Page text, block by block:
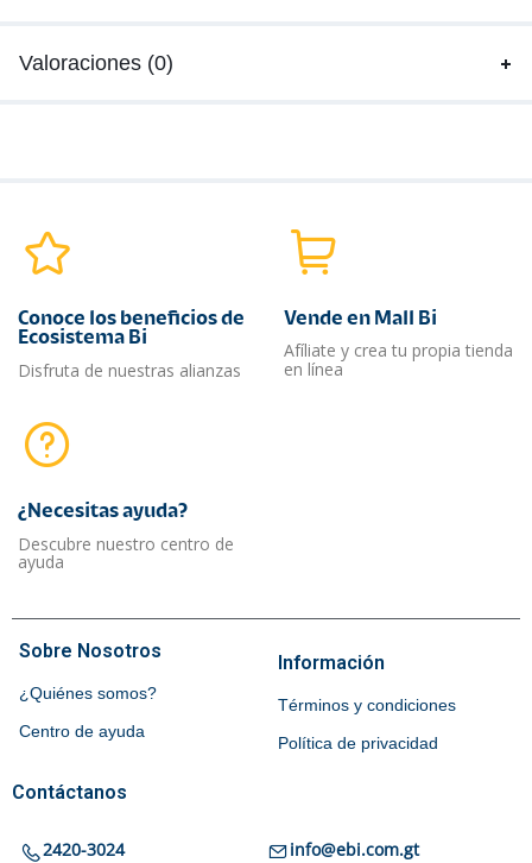
Valoraciones (0)
Conoce los beneficios de
Ecosistema Bi
Disfruta de nuestras alianzas
Vende en Mall Bi
Afíliate y crea tu propia tienda
en línea
¿Necesitas ayuda?​
Descubre nuestro centro de
ayuda
Sobre Nosotros
¿Quiénes somos?
Centro de ayuda
Información
Términos y condiciones
Política de privacidad
Contáctanos
2420-3024 info@ebi.com.gt